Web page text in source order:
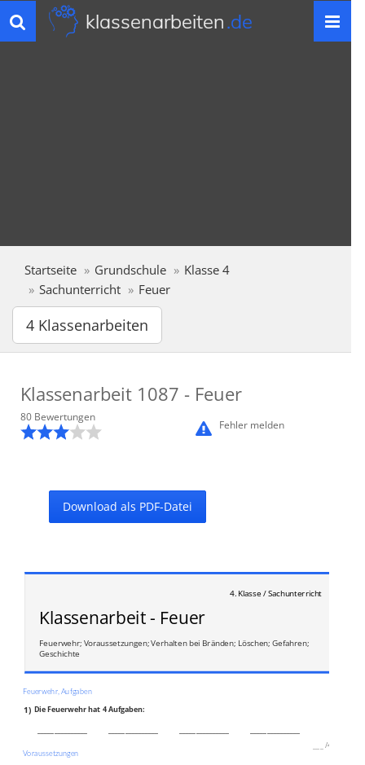
Toggle
navigation
klassenarbeiten.de
Startseite Grundschule
Klasse 4
Sachunterricht
Feuer
4 Klassenarbeiten
Klassenarbeit 1087 - Feuer
Fehler melden
80 Bewertungen
Download als PDF-Datei
4. Klasse / Sachunterricht
Klassenarbeit - Feuer
Feuerwehr; Voraussetzungen; Verhalten bei Bränden; Löschen; Gefahren;
Geschichte
Feuerwehr, Aufgaben
1) Die Feuerwehr hat 4 Aufgaben:
/4P
Voraussetzungen